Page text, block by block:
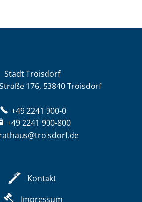
Stadt Troisdorf
176, 53840 Troisdorf
+49 2241 900-0
+49 2241 900-800
rathaus@troisdorf.de
Kontakt
Impressum